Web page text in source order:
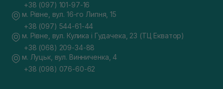
+38 (097) 101-97-16
м. Рівне, вул. 16-го Липня, 15
+38 (097) 544-61-44
м. Рівне, вул. Кулика і Гудачека, 23 (ТЦ Екватор)
+38 (068) 209-34-88
м. Луцьк, вул. Винниченка, 4
+38 (098) 076-60-62